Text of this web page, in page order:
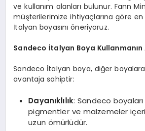
ve kullanım alanları bulunur. Fann
müşterilerimize ihtiyaçlarına göre
İtalyan boyasını öneriyoruz.
Sandeco İtalyan Boya
Sandeco İtalyan boya, diğer
avantaja sahiptir:
Dayanıklılık: Sandeco
pigmentler ve malzemeler
uzun ömürlüdür.